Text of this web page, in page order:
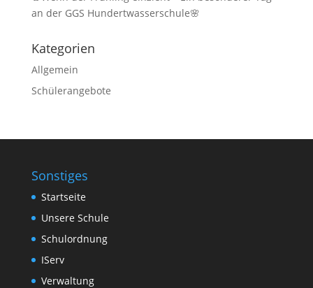
an der GGS Hundertwasserschule🌸
Kategorien
Allgemein
Schülerangebote
Sonstiges
Startseite
Unsere Schule
Schulordnung
IServ
Verwaltung